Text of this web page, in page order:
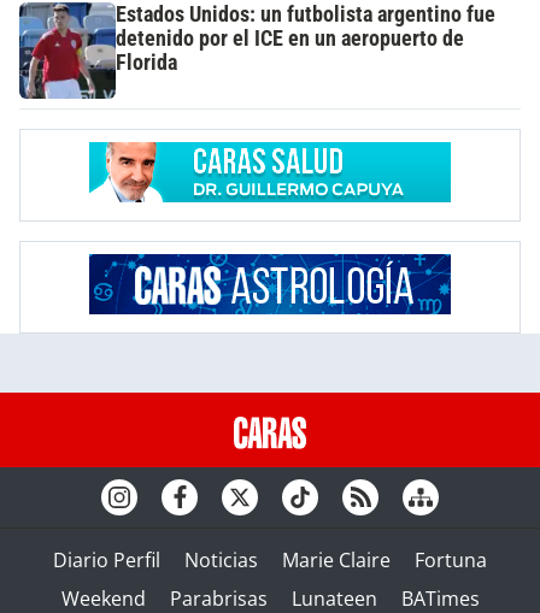
Estados Unidos: un futbolista argentino fue
detenido por el ICE en un aeropuerto de
Florida
Diario Perfil Noticias Marie Claire
Fortuna
Weekend
Parabrisas Lunateen BATimes